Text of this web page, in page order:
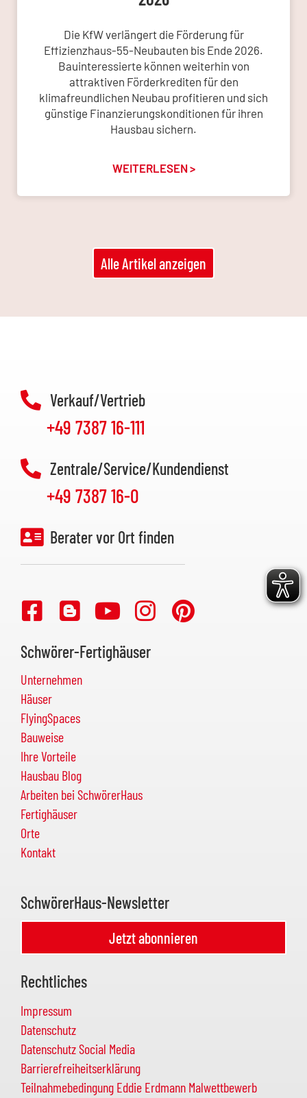
Die KfW verlängert die Förderung für
Effizienzhaus-55-Neubauten bis Ende 2026.
Bauinteressierte können weiterhin von
attraktiven Förderkrediten für den
klimafreundlichen Neubau profitieren und sich
günstige Finanzierungskonditionen für ihren
Hausbau sichern.
WEITERLESEN >
Alle Artikel anzeigen
Verkauf/Vertrieb
+49 7387 16-111
Zentrale/Service/Kundendienst
+49 7387 16-0
Berater vor Ort finden
Schwörer-Fertighäuser
Unternehmen
Häuser
FlyingSpaces
Bauweise
Ihre Vorteile
Hausbau Blog
Arbeiten bei SchwörerHaus
Fertighäuser
Orte
Kontakt
SchwörerHaus-Newsletter
Jetzt abonnieren
Rechtliches
Impressum
Datenschutz
Datenschutz Social Media
Barrierefreiheitserklärung
Teilnahmebedingung Eddie Erdmann Malwettbewerb